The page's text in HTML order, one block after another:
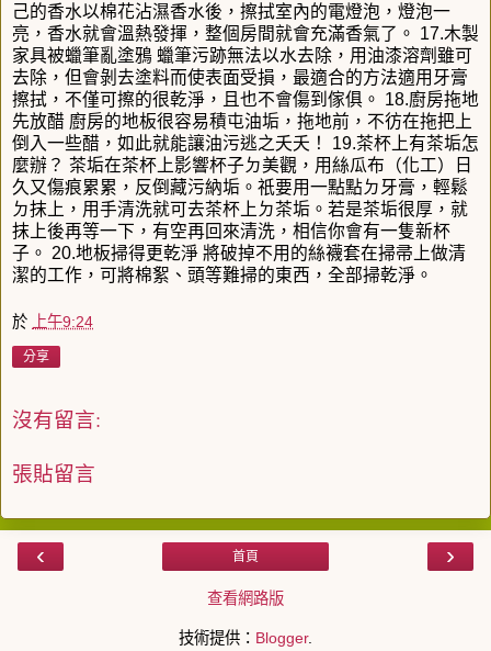
己的香水以棉花沾濕香水後，擦拭室內的電燈泡，燈泡一
亮，香水就會溫熱發揮，整個房間就會充滿香氣了。 17.木製
家具被蠟筆亂塗鴉 蠟筆污跡無法以水去除，用油漆溶劑雖可
去除，但會剝去塗料而使表面受損，最適合的方法適用牙膏
擦拭，不僅可擦的很乾淨，且也不會傷到傢俱。 18.廚房拖地
先放醋 廚房的地板很容易積屯油垢，拖地前，不彷在拖把上
倒入一些醋，如此就能讓油污逃之夭夭！ 19.茶杯上有茶垢怎
麼辦？ 茶垢在茶杯上影響杯子ㄉ美觀，用絲瓜布（化工）日
久又傷痕累累，反倒藏污納垢。祇要用一點點ㄉ牙膏，輕鬆
ㄉ抹上，用手清洗就可去茶杯上ㄉ茶垢。若是茶垢很厚，就
抹上後再等一下，有空再回來清洗，相信你會有一隻新杯
子。 20.地板掃得更乾淨 將破掉不用的絲襪套在掃帚上做清
潔的工作，可將棉絮、頭等難掃的東西，全部掃乾淨。
於 上午9:24
分享
沒有留言:
張貼留言
‹ ›
首頁
查看網路版
技術提供： Blogger.